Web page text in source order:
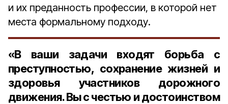
и их преданность профессии, в которой нет
места формальному подходу.
«В ваши задачи входят борьба с
преступностью, сохранение жизней и
здоровья участников дорожного
движения. Вы с честью и достоинством